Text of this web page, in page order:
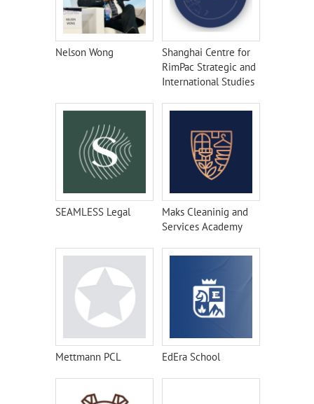
Nelson Wong
Shanghai Centre for
RimPac Strategic and
International Studies
SEAMLESS Legal
Maks Cleaninig and
Services Academy
Mettmann PCL EdEra School